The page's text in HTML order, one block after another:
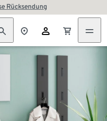
Rücksendung